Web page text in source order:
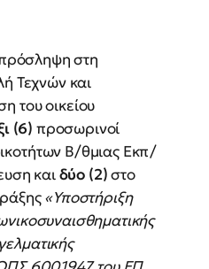
πρόσληψη στη
Τεχνών και
του οικείου
(6) προσωρινοί
Β/θμιας Εκπ/
καιδύο (2)στο
«Υποστήριξη